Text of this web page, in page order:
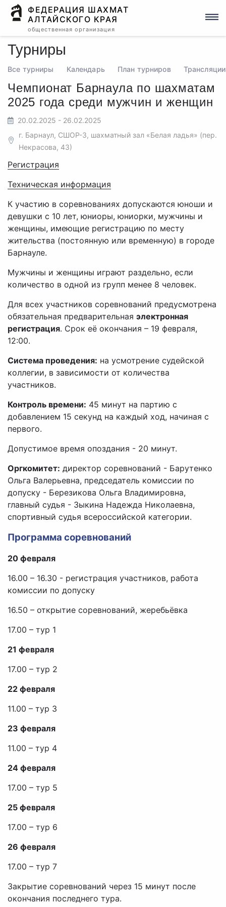
ФЕДЕРАЦИЯ ШАХМАТ
АЛТАЙСКОГО КРАЯ
общественная организация
Турниры
Все турниры Календарь План турниров Трансляции
Чемпионат Барнаула по шахматам
2025 года среди мужчин и женщин
20.02.2025 - 26.02.2025
г. Барнаул, СШОР-3, шахматный зал «Белая ладья» (пер.
Некрасова, 43)
Регистрация
Техническая информация
К участию в соревнованиях допускаются юноши и
девушки с 10 лет, юниоры, юниорки, мужчины и
женщины, имеющие регистрацию по месту
жительства (постоянную или временную) в городе
Барнауле.
Мужчины и женщины играют раздельно, если
количество в одной из групп менее 8 человек.
Для всех участников cоревнований предусмотрена
обязательная предварительная электронная
регистрация. Срок её окончания – 19 февраля,
12:00.
Система проведения: на усмотрение судейской
коллегии, в зависимости от количества
участников.
Контроль времени: 45 минут на партию с
добавлением 15 секунд на каждый ход, начиная с
первого.
Допустимое время опоздания - 20 минут.
Оргкомитет: директор соревнований - Барутенко
Ольга Валерьевна, председатель комиссии по
допуску - Березикова Ольга Владимировна,
главный судья - Зыкина Надежда Николаевна,
спортивный судья всероссийской категории.
Программа соревнований
20 февраля
16.00 – 16.30 - регистрация участников, работа
комиссии по допуску
16.50 – открытие соревнований, жеребьёвка
17.00 – тур 1
21 февраля
17.00 – тур 2
22 февраля
11.00 – тур 3
23 февраля
11.00 – тур 4
24 февраля
17.00 – тур 5
25 февраля
17.00 – тур 6
26 февраля
17.00 – тур 7
Закрытие соревнований через 15 минут после
окончания последнего тура.